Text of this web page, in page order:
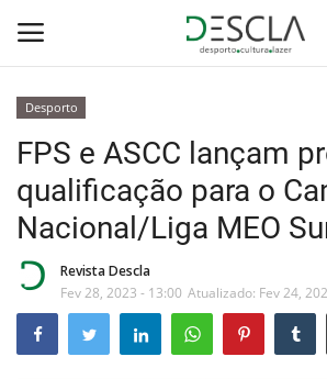
Home
Desporto
Desporto
FPS e ASCC lançam
qualificação para o
Nacional/Liga MEO
Revista Descla
Fev 28, 2023 - 13:00 Atualizado: Fev 24,